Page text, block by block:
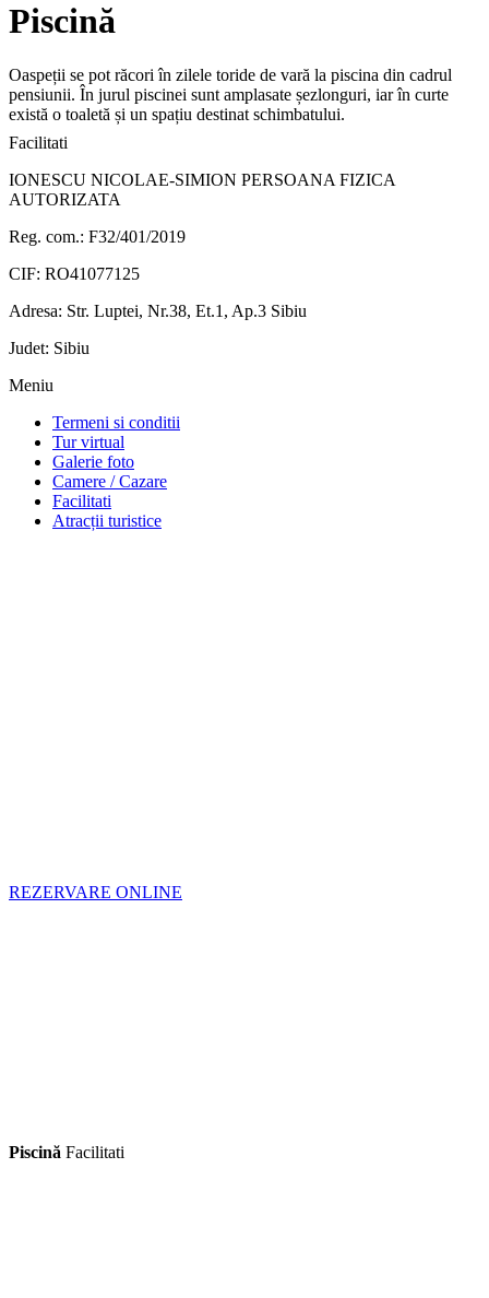
Piscină
Oaspeții se pot răcori în zilele toride de vară la piscina din cadrul
pensiunii. În jurul piscinei sunt amplasate șezlonguri, iar în curte
există o toaletă și un spațiu destinat schimbatului.
Facilitati
IONESCU NICOLAE-SIMION PERSOANA FIZICA
AUTORIZATA
Reg. com.: F32/401/2019
CIF: RO41077125
Adresa: Str. Luptei, Nr.38, Et.1, Ap.3 Sibiu
Judet: Sibiu
Meniu
Termeni si conditii
Tur virtual
Galerie foto
Camere / Cazare
Facilitati
Atracții turistice
REZERVARE ONLINE
Piscină Facilitati